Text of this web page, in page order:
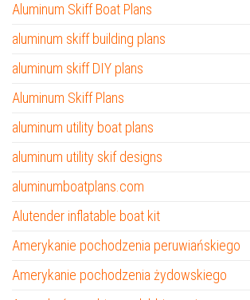
Aluminum Skiff Boat Plans
aluminum skiff building plans
aluminum skiff DIY plans
Aluminum Skiff Plans
aluminum utility boat plans
aluminum utility skif designs
aluminumboatplans.com
Alutender inflatable boat kit
Amerykanie pochodzenia peruwiańskiego
Amerykanie pochodzenia żydowskiego